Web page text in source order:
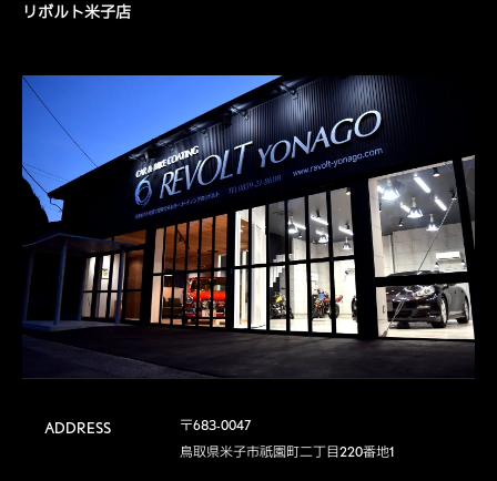
リボルト米子店
ADDRESS
〒683-0047
鳥取県米子市祇園町二丁目220番地1